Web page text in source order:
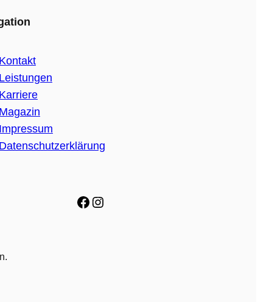
Kontakt
Leistungen
Karriere
Magazin
Impressum
Datenschutzerklärung
Facebook
Instagram